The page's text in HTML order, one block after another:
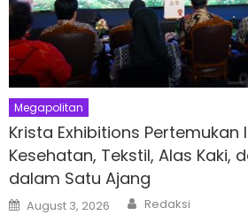
Megapolitan
Krista Exhibitions Pertemukan
Kesehatan, Tekstil, Alas Kaki,
dalam Satu Ajang
Posted
on
August 3, 2026 Author
Redaksi